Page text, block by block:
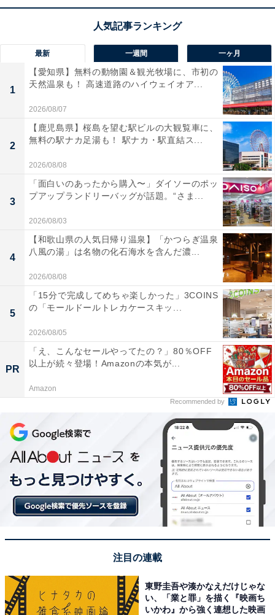
最新 一週間 一ヶ月
1
【愛知県】無料の動物園＆観光牧場に、市初の
天然温泉も！ 高速道路のハイウェイオア...
2026/08/07
2
【鹿児島県】桜島を望む駅ビルの大観覧車に、
無料の駅ナカ足湯も！ 駅ナカ・駅直結ス...
2026/08/08
3
「面白いのあったから購入〜」ダイソーのポッ
プアップランドリーバッグが話題。“さま...
2026/08/03
4
【和歌山県の人気日帰り温泉】「かつらぎ温泉
八風の湯」は名物の化石海水を含んだ濃...
2026/08/08
5
「15分で完成してめちゃ楽しかった」3COINS
の「モールドールトレカケースキッ...
2026/08/05
PR
「え、こんなセールやってたの？」80％OFF
以上が続々登場！Amazonの本気が...
Amazon
Recommended by
注目の連載
東野圭吾や湊かなえだけじゃな
い、「業と罪」を描く『映画ち
いかわ』から強く連想した映画